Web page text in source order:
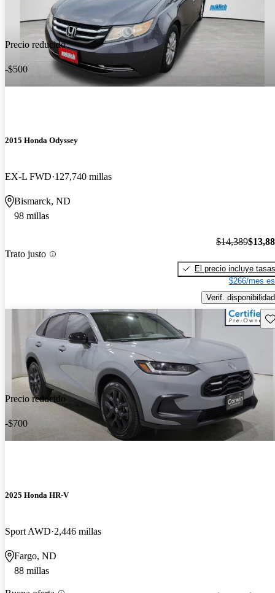
Precio reducido
-$500
2015 Honda Odyssey
EX-L FWD 127,740 millas
Bismarck, ND
98 millas
Trato justo
$14,389
El precio incluye tasas
$266/mes
Verif. disponibilidad
Precio reducido
-$700
2025 Honda HR-V
Sport AWD 2,446 millas
Fargo, ND
88 millas